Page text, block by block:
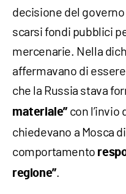
decisione del
scarsi fondi pubblici
mercenarie. Nella
affermavano di
che la Russia stava
materiale” con l’invio
chiedevano a Mosca
comportamento
regione”.